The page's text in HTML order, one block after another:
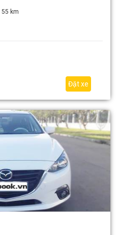
55 km
Đặt xe